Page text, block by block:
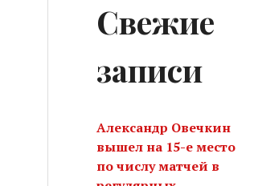
Свежие
записи
Александр Овечкин
вышел на 15-е место
по числу матчей в